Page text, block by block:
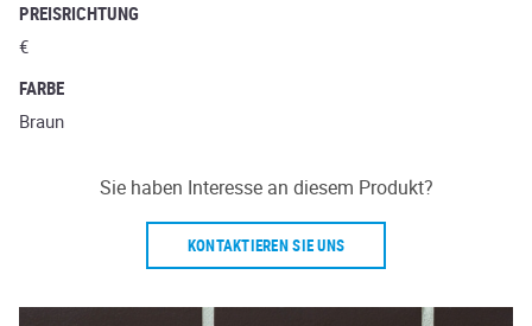
PREISRICHTUNG
€
FARBE
Braun
Sie haben Interesse an diesem Produkt?
KONTAKTIEREN SIE UNS